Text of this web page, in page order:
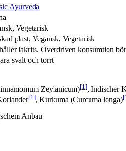
Ayurveda
Vegetarisk
plast, Vegansk, Vegetarisk
lakrits. Överdriven konsumtion
svalt och torrt
Zeylanicum)[1], Indischer
[1], Kurkuma (Curcuma longa)
Anbau